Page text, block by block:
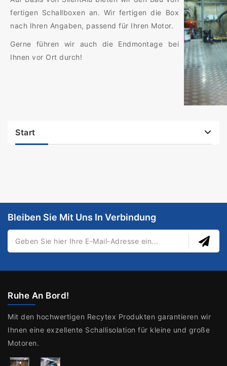
fertigen Schallboxen an. Wir fertigen die Box
nach Ihren Angaben, passend für Ihren Motor.
Gerne führen wir auch die Endmontage bei
Ihnen vor Ort durch!
Start
Bleiben Sie Mit Uns In Verbindung
Ruhe An Bord!
Mit den hochwertigen Recytex Produkten garantieren wir
Ihnen eine exzellente Schallisolation für kleine und große
Motoren.